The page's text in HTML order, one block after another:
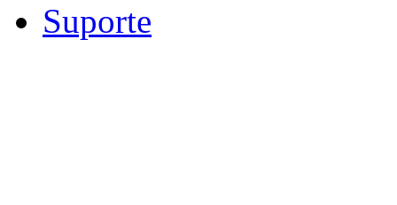
Suporte